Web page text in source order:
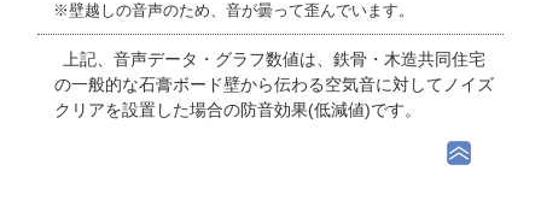
※壁越しの音声のため、音が曇って歪んでいます。
上記、音声データ・グラフ数値は、鉄骨・木造共同住宅
の一般的な石膏ボード壁から伝わる空気音に対してノイズ
クリアを設置した場合の防音効果(低減値)です。